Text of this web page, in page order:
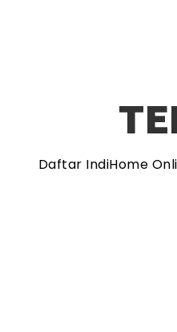
Daftar IndiHome